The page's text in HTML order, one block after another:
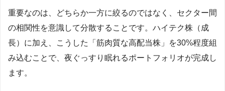
重要なのは、どちらか一方に絞るのではなく、セクター間
の相関性を意識して分散することです。ハイテク株（成
長）に加え、こうした「筋肉質な高配当株」を30%程度組
み込むことで、夜ぐっすり眠れるポートフォリオが完成し
ます。